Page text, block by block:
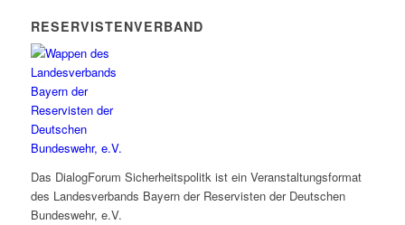
RESERVISTENVERBAND
Das DialogForum Sicherheitspolitk ist ein Veranstaltungsformat
des Landesverbands Bayern der Reservisten der Deutschen
Bundeswehr, e.V.